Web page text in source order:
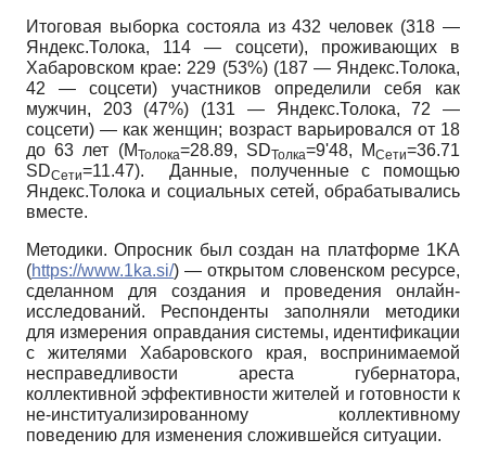
Итоговая выборка состояла из 432 человек (318 —
Яндекс.Толока, 114 — соц­сети), проживающих в
Хабаровском крае: 229 (53%) (187 — Яндекс.Толока,
42 — соцсети) участников определили себя как
мужчин, 203 (47%) (131 — Ян­декс.Толока, 72 —
соцсети) — как женщин; возраст варьировался от 18
до 63 лет (МТолока=28.89, SDТолка=9'48, MСети=36.71
SDСети=11.47).
Данные, полученные с помощью
Яндекс.Толока и социальных сетей, обрабатывались
вместе.
Методики. Опросник был создан на платформе 1KA
(https://www.1ka.si/) — открытом словенском ресурсе,
сделанном для создания и проведения онлайн-
исследований. Респонденты заполняли методики
для измерения оправдания системы, идентификации
с жителями Хабаровского края, воспринимаемой
несправедливости ареста губернатора,
коллективной эффективности жителей и готовности к
не-институализированному коллективному
поведению для изменения сложившейся ситуации.